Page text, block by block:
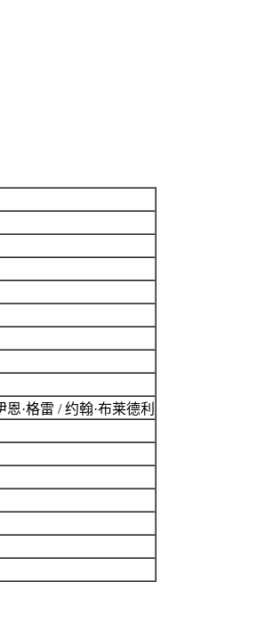
·格雷 / 约翰·布莱德利